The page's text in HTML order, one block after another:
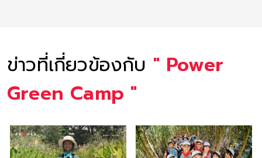
ข่าวที่เกี่ยวข้องกับ " Power
Green Camp "